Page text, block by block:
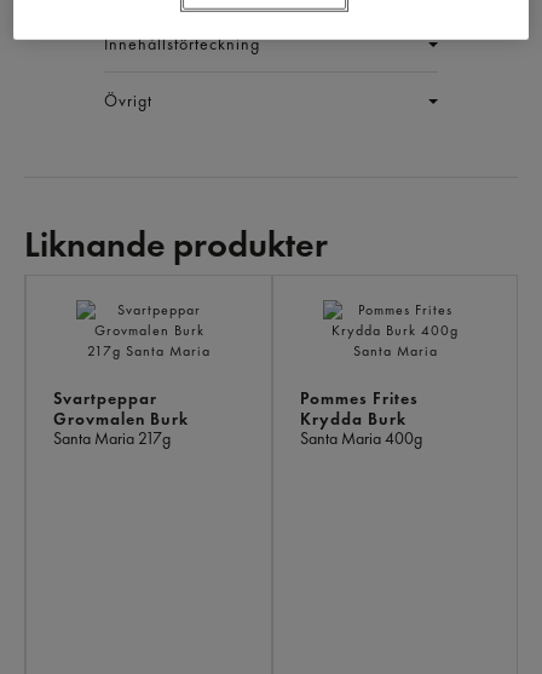
Innehållsförteckning
Övrigt
Liknande produkter
Svartpeppar
Grovmalen Burk
Santa Maria 217g
Pommes Frites
Krydda Burk
Santa Maria400g